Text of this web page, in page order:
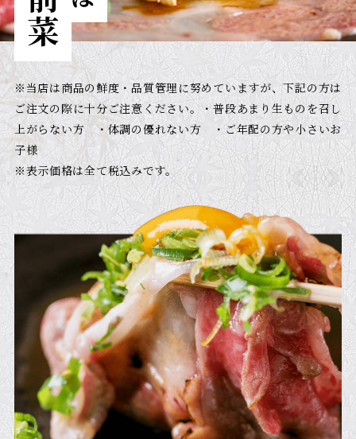
※当店は商品の鮮度・品質管理に努めていますが、下記の方は
ご注文の際に十分ご注意ください。・普段あまり生ものを召し
上がらない方 ・体調の優れない方 ・ご年配の方や小さいお
子様
※表示価格は全て税込みです。